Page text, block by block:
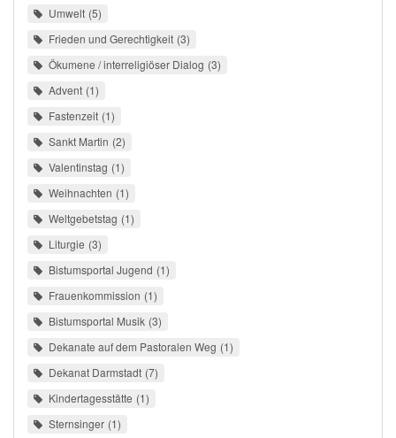
Umwelt 5
Frieden und Gerechtigkeit 3
Ökumene / interreligiöser Dialog 3
Advent 1
Fastenzeit 1
Sankt Martin 2
Valentinstag 1
Weihnachten 1
Weltgebetstag 1
Liturgie 3
Bistumsportal Jugend 1
Frauenkommission 1
Bistumsportal Musik 3
Dekanate auf dem Pastoralen Weg 1
Dekanat Darmstadt 7
Kindertagesstätte 1
Sternsinger 1